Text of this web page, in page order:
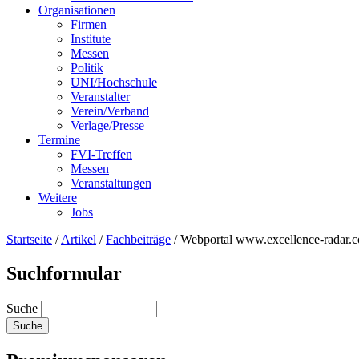
Organisationen
Firmen
Institute
Messen
Politik
UNI/Hochschule
Veranstalter
Verein/Verband
Verlage/Presse
Termine
FVI-Treffen
Messen
Veranstaltungen
Weitere
Jobs
Startseite /Artikel /Fachbeiträge /Webportal www.excellence-
Suchformular
Suche